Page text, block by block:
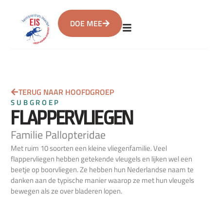
DOE MEE
TERUG NAAR HOOFDGROEP
SUBGROEP
FLAPPERVLIEGEN
Familie Pallopteridae
Met ruim 10 soorten een kleine vliegenfamilie. Veel
flappervliegen hebben getekende vleugels en lijken wel een
beetje op boorvliegen. Ze hebben hun Nederlandse naam te
danken aan de typische manier waarop ze met hun vleugels
bewegen als ze over bladeren lopen.